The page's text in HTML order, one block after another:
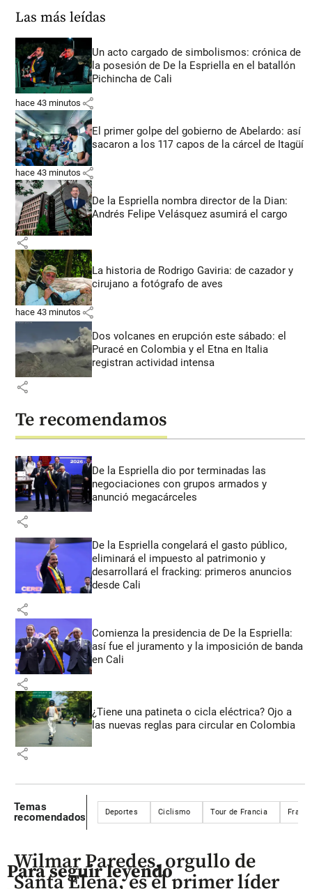
Las más leídas
Un acto cargado de simbolismos: crónica de
la posesión de De la Espriella en el batallón
Pichincha de Cali
hace 43 minutos share
El primer golpe del gobierno de Abelardo: así
sacaron a los 117 capos de la cárcel de Itagüí
hace 43 minutos share
De la Espriella nombra director de la Dian:
Andrés Felipe Velásquez asumirá el cargo
share
La historia de Rodrigo Gaviria: de cazador y
cirujano a fotógrafo de aves
hace 43 minutos share
Dos volcanes en erupción este sábado: el
Puracé en Colombia y el Etna en Italia
registran actividad intensa
share
Te recomendamos
De la Espriella dio por terminadas las
negociaciones con grupos armados y
anunció megacárceles
share
De la Espriella congelará el gasto público,
eliminará el impuesto al patrimonio y
desarrollará el fracking: primeros anuncios
desde Cali
share
Comienza la presidencia de De la Espriella:
así fue el juramento y la imposición de banda
en Cali
share
¿Tiene una patineta o cicla eléctrica? Ojo a
las nuevas reglas para circular en Colombia
share
Temas
recomendados
Deportes Ciclismo Tour de Francia
Para seguir leyendo
Wilmar Paredes, orgullo de
Santa Elena, es el primer líder